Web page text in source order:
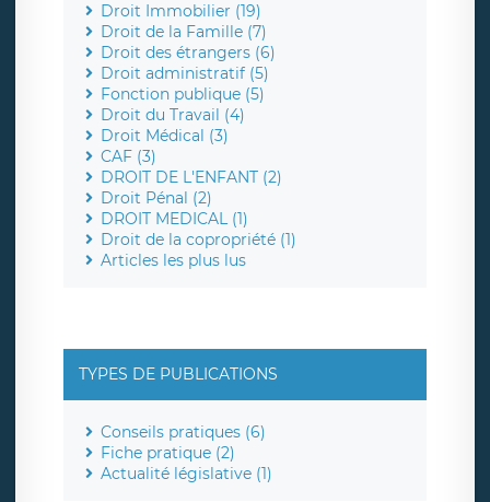
Droit Immobilier (19)
Droit de la Famille (7)
Droit des étrangers (6)
Droit administratif (5)
Fonction publique (5)
Droit du Travail (4)
Droit Médical (3)
CAF (3)
DROIT DE L'ENFANT (2)
Droit Pénal (2)
DROIT MEDICAL (1)
Droit de la copropriété (1)
Articles les plus lus
TYPES DE PUBLICATIONS
Conseils pratiques (6)
Fiche pratique (2)
Actualité législative (1)